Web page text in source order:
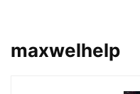
maxwelhelp